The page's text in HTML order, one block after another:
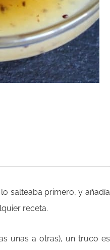
salteaba primero, y añadía
receta.
unas a otras), un truco es